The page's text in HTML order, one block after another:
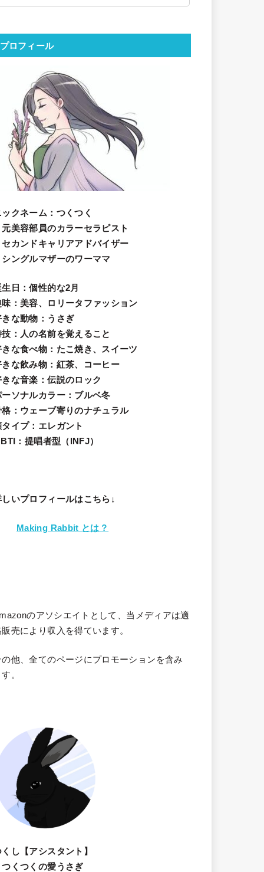
プロフィール
ックネーム ：つくつく
元美容部員のカラーセラピスト
セカンドキャリアアドバイザー
シングルマザーのワーママ
日 ：個性的な2月
味 ：美容、ロリータファッション
きな動物 ：うさぎ
技 ：人の名前を覚えること
きな食べ物 ：たこ焼き、スイーツ
きな飲み物：紅茶、コーヒー
きな音楽：伝説のロック
ーソナルカラー：ブルベ冬
格：ウェーブ寄りのナチュラル
タイプ：エレガン ト
：提唱者型（INFJ）
しいプロフィールはこちら↓
Making Rabbit とは？
のアソシエイトとして、当メディアは適
販売により収入を得ています。
の他、全てのページにプロモーションを含み
。
くし【アシスタント】
つくつくの愛うさぎ